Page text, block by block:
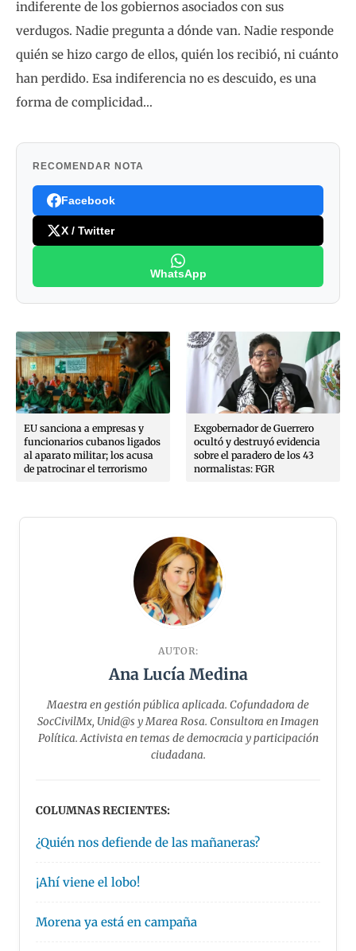
indiferente de los gobiernos asociados con sus
verdugos. Nadie pregunta a dónde van. Nadie responde
quién se hizo cargo de ellos, quién los recibió, ni cuánto
han perdido. Esa indiferencia no es descuido, es una
forma de complicidad…
RECOMENDAR NOTA
Facebook
X / Twitter
WhatsApp
EU sanciona a empresas y
funcionarios cubanos ligados
al aparato militar; los acusa
de patrocinar el terrorismo
Exgobernador de Guerrero
ocultó y destruyó evidencia
sobre el paradero de los 43
normalistas: FGR
AUTOR:
Ana Lucía Medina
Maestra en gestión pública aplicada. Cofundadora de
SocCivilMx, Unid@s y Marea Rosa. ⁠Consultora en Imagen
Política. Activista en temas de democracia y participación
ciudadana.
COLUMNAS RECIENTES:
¿Quién nos defiende de las mañaneras?
¡Ahí viene el lobo!
Morena ya está en campaña